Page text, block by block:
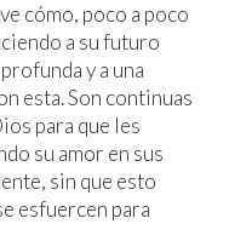
cómo, poco a poco
a su futuro
y a una
esta. Son continuas
para que les
su amor en sus
sin que esto
esfuercen para